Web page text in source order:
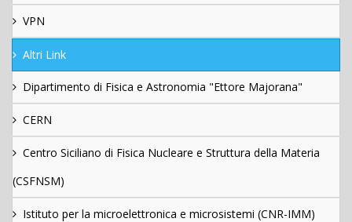
VPN
Altri Link
Dipartimento di Fisica e Astronomia "Ettore Majorana"
CERN
Centro Siciliano di Fisica Nucleare e Struttura della Materia
(CSFNSM)
Istituto per la microelettronica e microsistemi (CNR-IMM)